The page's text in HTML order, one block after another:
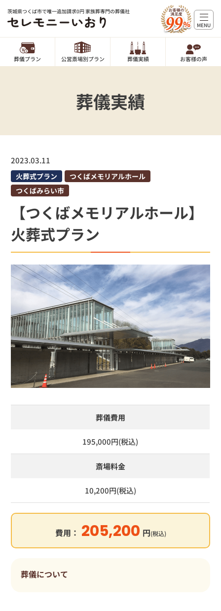
茨城県つくば市で唯一追加請求0円 家族葬専門の葬儀社
葬儀プラン 公営斎場別プラン 葬儀実績 お客様の声
MENU
葬儀実績
2023.03.11
火葬式プラン
つくばメモリアルホール
つくばみらい市
【つくばメモリアルホール】
火葬式プラン
葬儀費用
195,000円(税込)
斎場料金
10,200円(税込)
費用： 205,200 円(税込)
葬儀について